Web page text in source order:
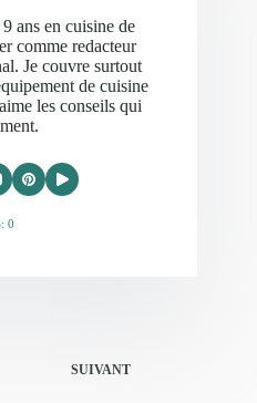
ans en cuisine de
comme redacteur
Je couvre surtout
de cuisine
les conseils qui
0
SUIVANT